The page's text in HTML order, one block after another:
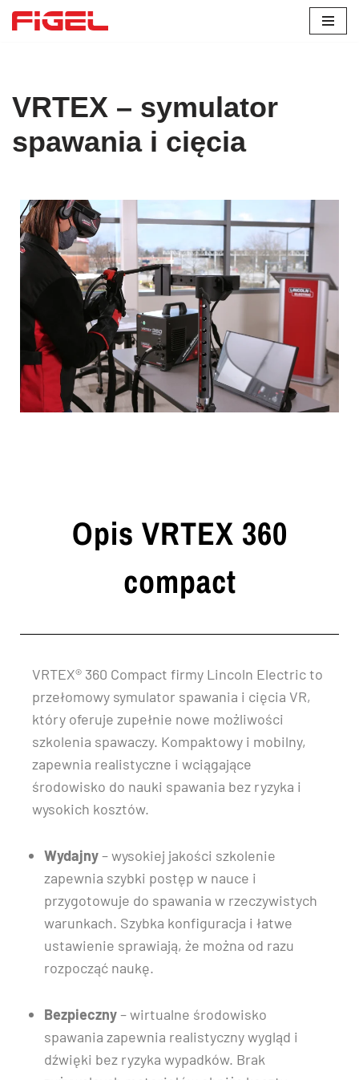
VRTEX – symulator
spawania i cięcia
Opis VRTEX 360
compact
VRTEX® 360 Compact firmy Lincoln Electric to
przełomowy symulator spawania i cięcia VR,
który oferuje zupełnie nowe możliwości
szkolenia spawaczy. Kompaktowy i mobilny,
zapewnia realistyczne i wciągające
środowisko do nauki spawania bez ryzyka i
wysokich kosztów.
Wydajny– wysokiej jakości szkolenie
zapewnia szybki postęp w nauce i
przygotowuje do spawania w rzeczywistych
warunkach. Szybka konfiguracja i łatwe
ustawienie sprawiają, że można od razu
rozpocząć naukę.
Bezpieczny– wirtualne środowisko
spawania zapewnia realistyczny wygląd i
dźwięki bez ryzyka wypadków. Brak